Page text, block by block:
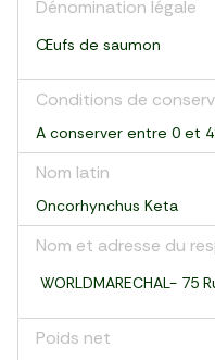
Dénomination légale
Œufs de saumon
Conditions de
A conserver entre 0 et
Nom latin
Oncorhynchus Keta
Nom et adresse du
WORLDMARECHAL- 75
Poids net